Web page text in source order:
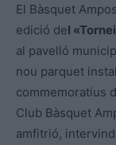
El Bàsquet
edició del
al pavelló
nou parquet
commemoratius
Club Bàsquet
amfitrió,